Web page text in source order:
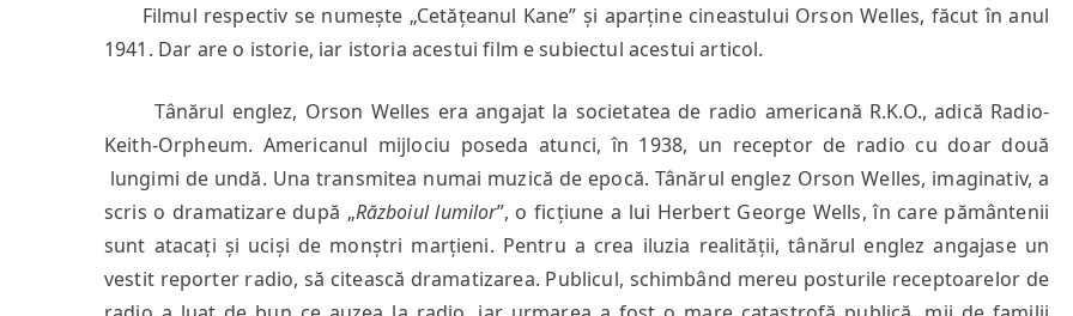
Filmul respectiv se numește „Cetățeanul Kane” și aparține cineastului Orson Welles, făcut în anul
1941. Dar are o istorie, iar istoria acestui film e subiectul acestui articol.
Tânărul englez, Orson Welles era angajat la societatea de radio americană R.K.O., adică Radio-
Keith-Orpheum. Americanul mijlociu poseda atunci, în 1938, un receptor de radio cu doar două
lungimi de undă. Una transmitea numai muzică de epocă. Tânărul englez Orson Welles, imaginativ, a
scris o dramatizare după „Războiul lumilor”, o ficțiune a lui Herbert George Wells, în care pământenii
sunt atacați și uciși de monștri marțieni. Pentru a crea iluzia realității, tânărul englez angajase un
vestit reporter radio, să citească dramatizarea. Publicul, schimbând mereu posturile receptoarelor de